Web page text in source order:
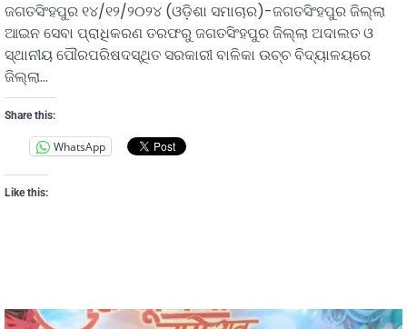
ଜଗତସିଂହପୁର ୧୪/୧୨/୨୦୨୪ (ଓଡ଼ିଶା ସମାଚାର)-ଜଗତସିଂହପୁର ଜିଲ୍ଲା
ଆଇନ ସେବା ପ୍ରାଧିକରଣ ତରଫରୁ ଜଗତସିଂହପୁର ଜିଲ୍ଲା ଅଦାଲତ ଓ
ସ୍ଥାନୀୟ ପୌରପରିଷଦସ୍ଥିତ ସରକାରୀ ବାଳିକା ଉଚ୍ଚ ବିଦ୍ୟାଳୟରେ
ଜିଲ୍ଲା…
Share this:
WhatsApp
Like this: